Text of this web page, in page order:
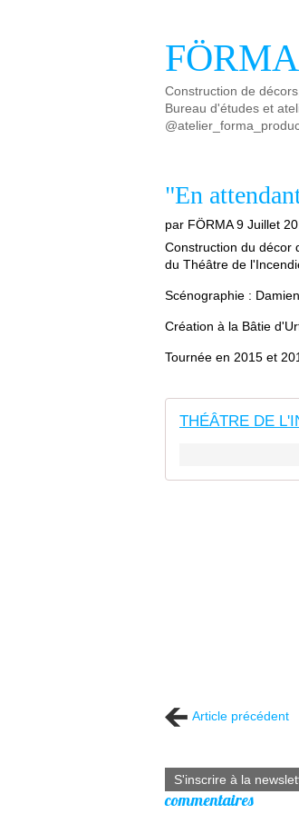
Construction de
Bureau d'études et
"En
par FÖRMA 9 Juillet
Construction du décor
du Théâtre de
Scénographie :
Création à la Bâtie
Tournée en 2015 et
THÉÂTRE DE
Article précédent
S'inscrire à la
commentaires